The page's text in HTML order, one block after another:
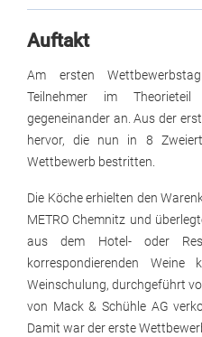
Auftakt
Am ersten
Teilnehmer im
gegeneinander an. Aus der
hervor, die nun in 8
Wettbewerb bestritten.
Die Köche erhielten den
METRO Chemnitz und
aus dem Hotel- oder
korrespondierenden
Weinschulung, durchgeführt
von Mack & Schühle AG
Damit war der erste